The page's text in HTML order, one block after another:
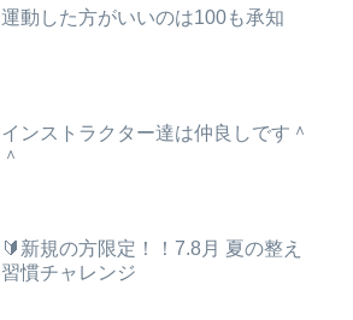
運動した方がいいのは100も承知
インストラクター達は仲良しです＾
＾
🔰新規の方限定！！7.8月 夏の整え
習慣チャレンジ